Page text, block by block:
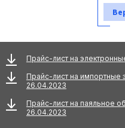
Прайс-лист на
Прайс-лист на импортные
26.04.2023
Прайс-лист на паяльное
26.04.2023